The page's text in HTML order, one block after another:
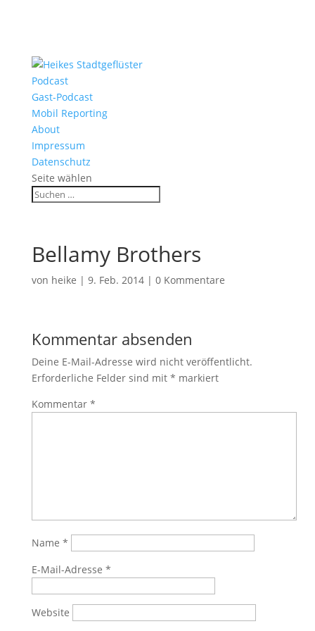
Podcast
Gast-Podcast
Mobil Reporting
About
Impressum
Datenschutz
Seite wählen
Bellamy Brothers
von heike | 9. Feb. 2014| 0 Kommentare
Kommentar absenden
Deine E-Mail-Adresse wird nicht veröffentlicht.
Erforderliche Felder sind mit * markiert
Kommentar *
Name *
E-Mail-Adresse *
Website